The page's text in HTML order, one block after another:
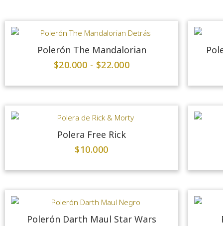
Polerón The Mandalorian
$20.000 - $22.000
Polera Free Rick
$10.000
Polerón Darth Maul Star Wars